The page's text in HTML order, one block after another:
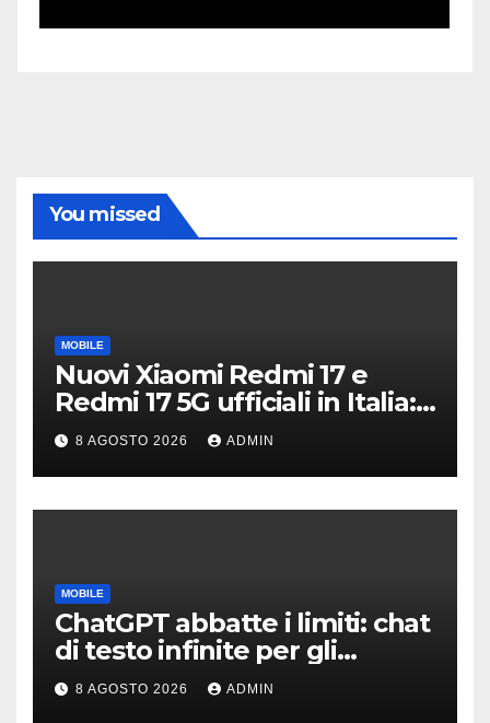
You missed
MOBILE
Nuovi Xiaomi Redmi 17 e
Redmi 17 5G ufficiali in Italia:
specifiche tecniche,
differenze e prezzi
8 AGOSTO 2026 ADMIN
MOBILE
ChatGPT abbatte i limiti: chat
di testo infinite per gli
account gratis e intelligenza
potenziata
8 AGOSTO 2026 ADMIN